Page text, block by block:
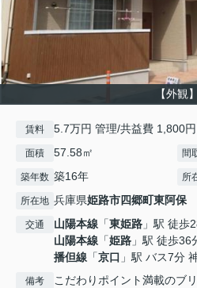
【外観】
賃料 5.7万円 管理/共益費 1,800円
面積 57.58㎡ 間
築年数 築16年 所
所在地 兵庫県姫路市四郷町東阿保
交通 山陽本線 「東姫路 」駅 徒歩
山陽本線 「姫路 」駅 徒歩36
播但線 「京口 」駅 バス7分
備考
こだわりポイント満載のブ